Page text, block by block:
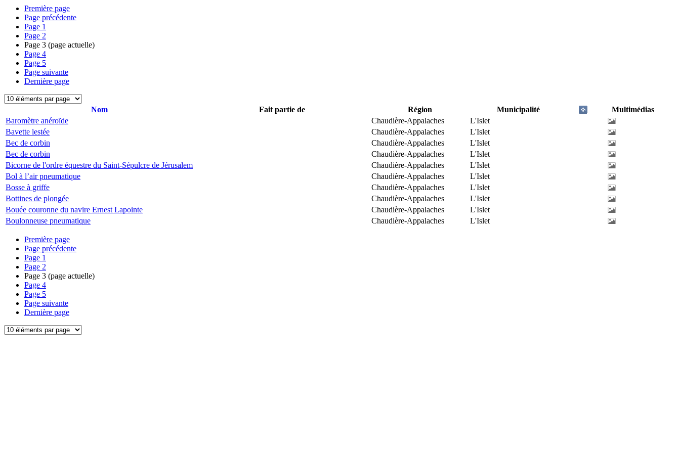
Première page
Page précédente
Page 1
Page 2
Page 3 (page actuelle)
Page 4
Page 5
Page suivante
Dernière page
Nom Fait partie de Région Municipalité
Multimédias
Baromètre anéroïde
Chaudière-Appalaches
L'Islet
Bavette lestée
Chaudière-Appalaches
L'Islet
Bec de corbin
Chaudière-Appalaches
L'Islet
Bec de corbin
Chaudière-Appalaches
L'Islet
Bicorne de l'ordre équestre du Saint-Sépulcre de Jérusalem
Chaudière-Appalaches
L'Islet
Bol à l’air pneumatique
Chaudière-Appalaches
L'Islet
Bosse à griffe
Chaudière-Appalaches
L'Islet
Bottines de plongée
Chaudière-Appalaches
L'Islet
Bouée couronne du navire Ernest Lapointe
Chaudière-Appalaches
L'Islet
Boulonneuse pneumatique
Chaudière-Appalaches L'Islet
Première page
Page précédente
Page 1
Page 2
Page 3 (page actuelle)
Page 4
Page 5
Page suivante
Dernière page